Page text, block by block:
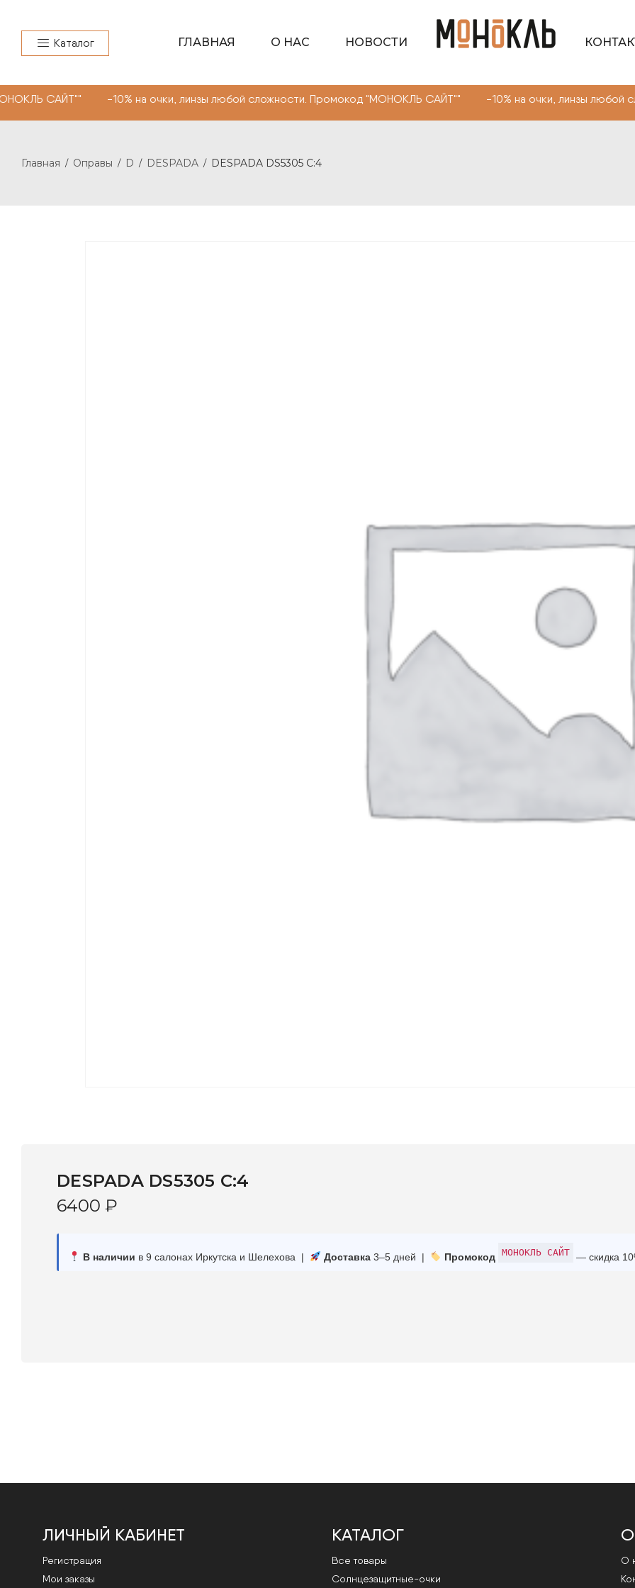
Каталог ГЛАВНАЯ О НАС НОВОСТИ
10% на очки, линзы любой сложности. Промокод "МОНОКЛЬ САЙТ"" -10% на очки, линзы любой
Главная / Оправы / D / DESPADA / DESPADA DS5305 С:4
DESPADA DS5305 С:4
6400 ₽
В наличии в 9 салонах Иркутска и Шелехова | Доставка3–5 дней | Промокод МОНОКЛЬ САЙТ — скидка
ЛИЧНЫЙ КАБИНЕТ
Регистрация
Мои заказы
КАТАЛОГ
Все товары
Cолнцезащитные-очки
О